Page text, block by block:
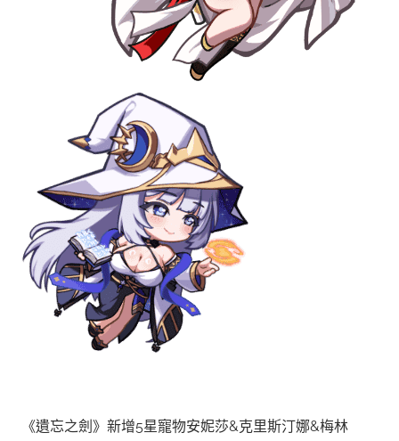
《遺忘之劍》新增5星寵物安妮莎&克里斯汀娜&梅林